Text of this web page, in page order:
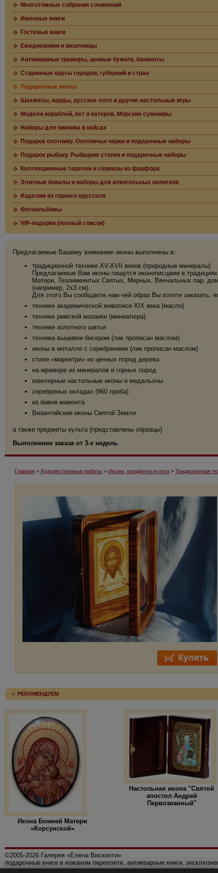
Многотомные собрания сочинений
Именные книги
Гостевые книги
Ежедневники и визитницы
Антикварные гравюры, ценные бумаги, банкноты
Старинные карты городов, губерний и стран
Подарочные иконы
Шахматы, нарды, русское лото и другие настольные игры
Модели кораблей, яхт и катеров. Морские сувениры
Наборы для пикника в кейсах
Подарок охотнику. Охотничьи чарки и подарочные наборы
Подарок рыбаку. Рыбацкие стопки и подарочные наборы
Коллекционные тарелки и сервизы из фарфора
Элитные бокалы и наборы для алкогольных напитков
Изделия из горного хрусталя
Фотоальбомы
VIP-подарки (полный список)
Предлагаемые Вашему вниманию иконы выполнены в:
традиционной технике XV-XVII веков (природные минералы)
Предлагаемые Вам иконы пишутся иконописцами в
Матери, Тезоименитых Святых, Мерных, Венчальных пар,
(например, 2х3 см).
Для этого Вы сообщаете нам чей образ Вы хотите заказать,
технике академической живописи XIX века (масло)
технике римской мозаики (миниатюра)
технике золотного шитья
техника вышивки бисером (лик прописан маслом)
иконы в металле с серебрением (лик прописан маслом)
стиле «маркетри» из ценных пород дерева
на мраморе из минералов и горных пород
ювелирные настольные иконы и медальоны
серебряных окладах (960 проба)
из бивня мамонта
Византийские иконы Святой Земли
а также предметы культа (представлены образцы)
Выполнение заказа от 3-х недель.
Главная > Художественные работы > Иконы, предметы культа > Традиционная
РЕКОМЕНДУЕМ
Икона Божией Матери
«Корсунской»
Настольная икона "Святой
апостол Андрей
Первозванный"
©2005-2026 Галерея «Елена Висконти»
подарочные книги в кожаном переплете, антикварные книги,